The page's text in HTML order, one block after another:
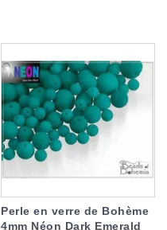
Perle en verre de Bohème
4mm Néon Dark Emerald